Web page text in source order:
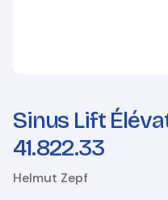
Sinus Lift
41.822.33
Helmut Zepf